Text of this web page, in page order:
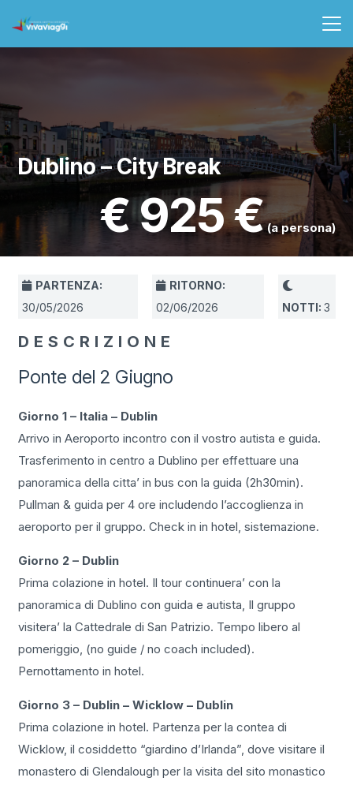
Dublino – City Break
€925 (a persona)
PARTENZA:
30/05/2026
RITORNO:
02/06/2026
NOTTI:3
DESCRIZIONE
Ponte del 2 Giugno
Giorno 1 – Italia – Dublin
Arrivo in Aeroporto incontro con il vostro autista e guida.
Trasferimento in centro a Dublino per effettuare una
panoramica della citta’ in bus con la guida (2h30min).
Pullman & guida per 4 ore includendo l’accoglienza in
aeroporto per il gruppo. Check in in hotel, sistemazione.
Giorno 2 – Dublin
Prima colazione in hotel. Il tour continuera’ con la
panoramica di Dublino con guida e autista, Il gruppo
visitera’ la Cattedrale di San Patrizio. Tempo libero al
pomeriggio, (no guide / no coach included).
Pernottamento in hotel.
Giorno 3 – Dublin – Wicklow – Dublin
Prima colazione in hotel. Partenza per la contea di
Wicklow, il cosiddetto “giardino d’Irlanda”, dove visitare il
monastero di Glendalough per la visita del sito monastico